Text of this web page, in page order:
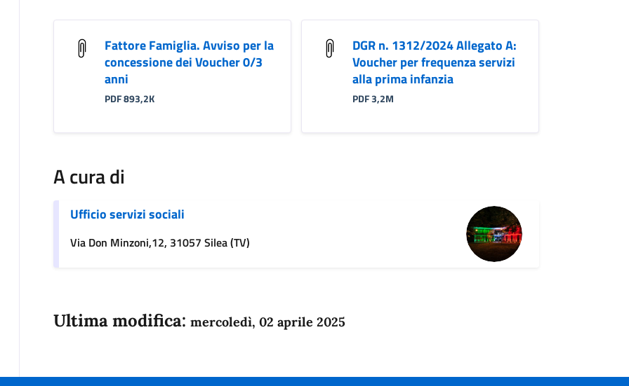
Fattore Famiglia. Avviso per la
concessione dei Voucher 0/3
anni
PDF 893,2K
DGR n. 1312/2024 Allegato A:
Voucher per frequenza servizi
alla prima infanzia
PDF 3,2M
A cura di
Ufficio servizi sociali
Via Don Minzoni,12, 31057 Silea (TV)
Ultima modifica: mercoledì, 02 aprile 2025